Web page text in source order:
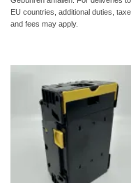
EU countries, additional duties,
and fees may apply.